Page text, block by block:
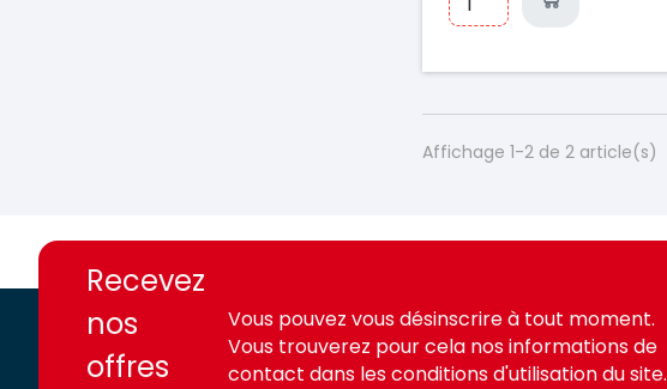
Affichage 1-2 de 2 article(s)
access.fr
access.fr
Recevez
nos
offres
Vous pouvez vous désinscrire à tout moment.
Vous trouverez pour cela nos informations de
contact dans les conditions d'utilisation du site.